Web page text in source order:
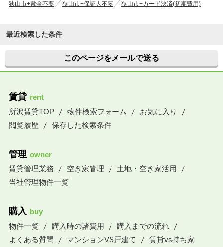
狭山市+敷金不要
狭山市+保証人不要 狭山市+カード決済(初期費用)
最近検索した条件
このページをメールで送る
賃貸 rent
所沢賃貸TOP
物件検索フォーム
お気に入り
閲覧履歴
保存した検索条件
管理 owner
賃貸管理業務
空き家管理
土地・空き家活用
当社管理物件一覧
購入 buy
物件一覧
購入時の諸費用
購入までの流れ
よくある質問
マンションVS戸建て 賃貸vs持ち家